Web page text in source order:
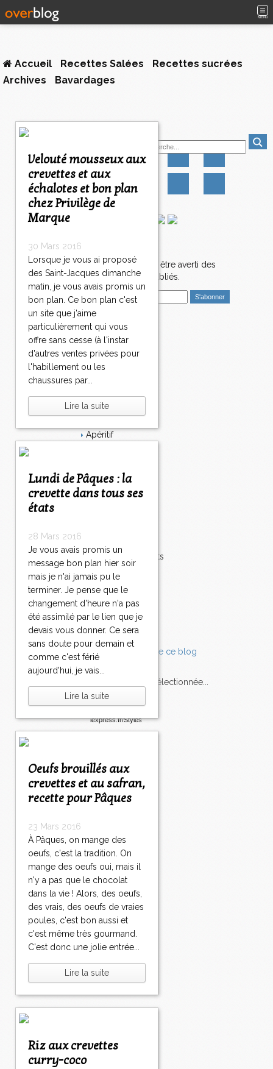
MENU
Accueil Recettes Salées
Recettes sucrées
Archives
Bavardages
Velouté mousseux aux
crevettes et aux
échalotes et bon plan
chez Privilège de
Marque
30 Mars 2016
Lorsque je vous ai proposé
des Saint-Jacques dimanche
matin, je vous avais promis un
bon plan. Ce bon plan c'est
un site que j'aime
particulièrement qui vous
offre sans cesse (à l'instar
d'autres ventes privées pour
l'habillement ou les
chaussures par...
Lire la suite
Lundi de Pâques : la
crevette dans tous ses
états
28 Mars 2016
Je vous avais promis un
message bon plan hier soir
mais je n'ai jamais pu le
terminer. Je pense que le
changement d'heure n'a pas
été assimilé par le lien que je
devais vous donner. Ce sera
sans doute pour demain et
comme c'est férié
aujourd'hui, je vais...
Lire la suite
Oeufs brouillés aux
crevettes et au safran,
recette pour Pâques
23 Mars 2016
À Pâques, on mange des
oeufs, c'est la tradition. On
mange des oeufs oui, mais il
n'y a pas que le chocolat
dans la vie ! Alors, des oeufs,
des vrais, des oeufs de vraies
poules, c'est bon aussi et
c'est même très gourmand.
C'est donc une jolie entrée...
Lire la suite
Riz aux crevettes
curry-coco
Abonnez-vous pour être averti des
nouveaux articles publiés.
a
i
l
Catégories
Salé
Dessert
Bavardages
Entrée
Sucré
Apéritif
Viande
Tarte
Épices
Poisson
Accompagnements
Champignons
Chocolat
Pâtes
Tomates
Balade
L'Express style m'a sélectionnée...
lexpress.fr/Styles
<
<